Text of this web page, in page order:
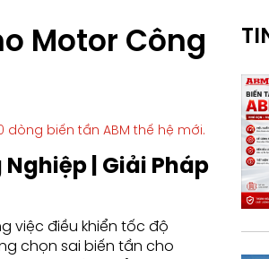
Motor Công
dòng biến tần ABM thế hệ mới.
Nghiệp | Giải Pháp
việc điều khiển tốc độ
chọn sai biến tần cho